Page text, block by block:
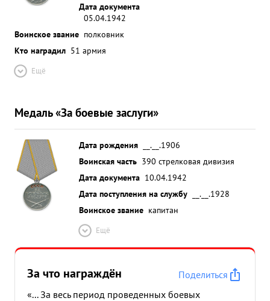
Дата документа
05.04.1942
Воинское звание полковник
Кто наградил 51 армия
Ещё
Медаль «За боевые заслуги»
Дата рождения
__.__.1906
Воинская часть 390 стрелковая дивизия
Дата документа 10.04.1942
Дата поступления на службу
__.__.1928
Воинское звание капитан
Ещё
За что награждён
Поделиться
«... За весь период проведенных боевых